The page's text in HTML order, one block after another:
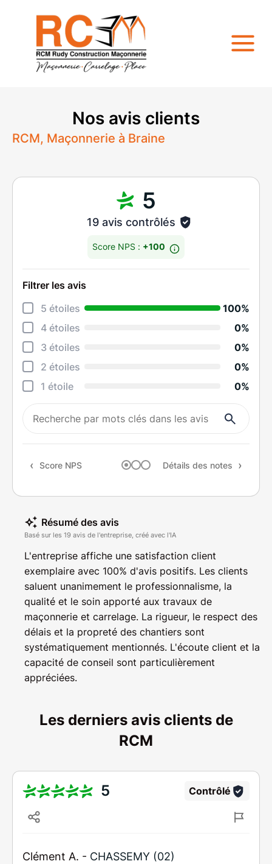
RCM, Maçonnerie à Braine
Nos avis clients
5
19 avis contrôlés
Score NPS : +100
Filtrer les avis
5 étoiles
100%
4 étoiles
0%
3 étoiles
0%
2 étoiles
0%
1 étoile
0%
Score NPS Détails des notes
Résumé des avis
Basé sur les 19 avis de l'entreprise, créé avec l'IA
L'entreprise affiche une satisfaction client
exemplaire avec 100% d'avis positifs. Les clients
saluent unanimement le professionnalisme, la
qualité et le soin apporté aux travaux de
maçonnerie et carrelage. La rigueur, le respect des
délais et la propreté des chantiers sont
systématiquement mentionnés. L'écoute client et la
capacité de conseil sont particulièrement
appréciées.
Les derniers avis clients de
RCM
5 Contrôlé
Clément A. - CHASSEMY (02)